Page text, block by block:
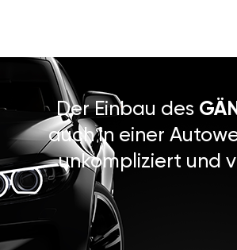
Der Einbau des
auch in einer
unkompliziert und